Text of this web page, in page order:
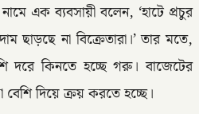
এক ব্যবসায়ী বলেন, ‘হাটে প্রচুর
ছাড়ছে না বিক্রেতারা।’ তার মতে,
দরে কিনতে হচ্ছে গরু। বাজেটের
দিয়ে ক্রয় করতে হচ্ছে।